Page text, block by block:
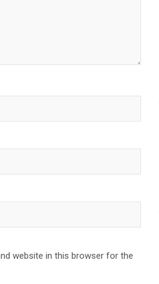
website in this browser for the